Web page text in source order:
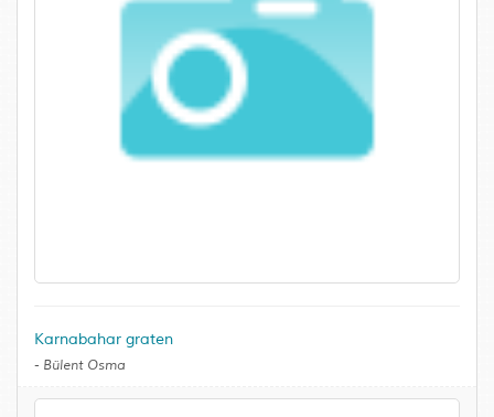
Karnabahar graten
- Bülent Osma